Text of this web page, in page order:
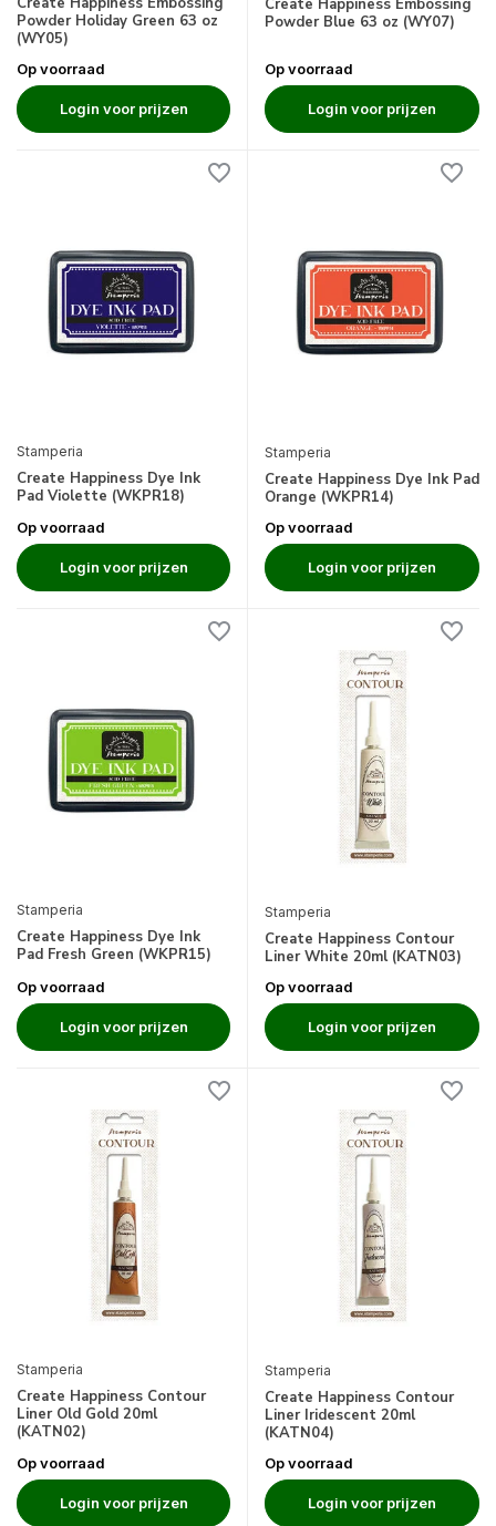
Powder Holiday Green 63 oz
(WY05)
Op voorraad
Login voor prijzen
Create Happiness Embossing
Powder Blue 63 oz (WY07)
Op voorraad
Login voor prijzen
Stamperia
Create Happiness Dye Ink
Pad Violette (WKPR18)
Op voorraad
Login voor prijzen
Stamperia
Create Happiness Dye Ink Pad
Orange (WKPR14)
Op voorraad
Login voor prijzen
Stamperia
Create Happiness Dye Ink
Pad Fresh Green (WKPR15)
Op voorraad
Login voor prijzen
Stamperia
Create Happiness Contour
Liner White 20ml (KATN03)
Op voorraad
Login voor prijzen
Stamperia
Create Happiness Contour
Liner Old Gold 20ml
(KATN02)
Op voorraad
Login voor prijzen
Stamperia
Create Happiness Contour
Liner Iridescent 20ml
(KATN04)
Op voorraad
Login voor prijzen